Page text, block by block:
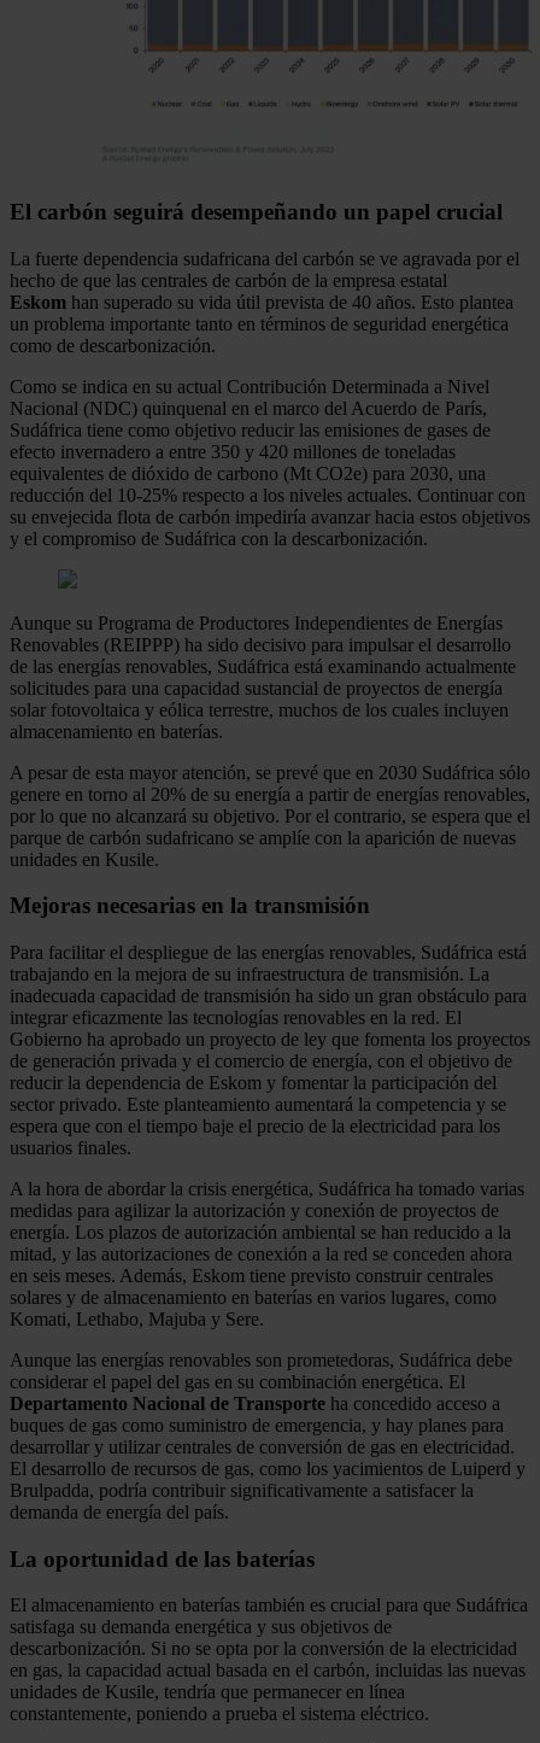
El carbón seguirá desempeñando un papel crucial
La fuerte dependencia sudafricana del carbón se ve agravada por el
hecho de que las centrales de carbón de la empresa estatal
Eskom han superado su vida útil prevista de 40 años. Esto plantea
un problema importante tanto en términos de seguridad energética
como de descarbonización.
Como se indica en su actual Contribución Determinada a Nivel
Nacional (NDC) quinquenal en el marco del Acuerdo de París,
Sudáfrica tiene como objetivo reducir las emisiones de gases de
efecto invernadero a entre 350 y 420 millones de toneladas
equivalentes de dióxido de carbono (Mt CO2e) para 2030, una
reducción del 10-25% respecto a los niveles actuales. Continuar con
su envejecida flota de carbón impediría avanzar hacia estos objetivos
y el compromiso de Sudáfrica con la descarbonización.
Aunque su Programa de Productores Independientes de Energías
Renovables (REIPPP) ha sido decisivo para impulsar el desarrollo
de las energías renovables, Sudáfrica está examinando actualmente
solicitudes para una capacidad sustancial de proyectos de energía
solar fotovoltaica y eólica terrestre, muchos de los cuales incluyen
almacenamiento en baterías.
A pesar de esta mayor atención, se prevé que en 2030 Sudáfrica sólo
genere en torno al 20% de su energía a partir de energías renovables,
por lo que no alcanzará su objetivo. Por el contrario, se espera que el
parque de carbón sudafricano se amplíe con la aparición de nuevas
unidades en Kusile.
Mejoras necesarias en la transmisión
Para facilitar el despliegue de las energías renovables, Sudáfrica está
trabajando en la mejora de su infraestructura de transmisión. La
inadecuada capacidad de transmisión ha sido un gran obstáculo para
integrar eficazmente las tecnologías renovables en la red. El
Gobierno ha aprobado un proyecto de ley que fomenta los proyectos
de generación privada y el comercio de energía, con el objetivo de
reducir la dependencia de Eskom y fomentar la participación del
sector privado. Este planteamiento aumentará la competencia y se
espera que con el tiempo baje el precio de la electricidad para los
usuarios finales.
A la hora de abordar la crisis energética, Sudáfrica ha tomado varias
medidas para agilizar la autorización y conexión de proyectos de
energía. Los plazos de autorización ambiental se han reducido a la
mitad, y las autorizaciones de conexión a la red se conceden ahora
en seis meses. Además, Eskom tiene previsto construir centrales
solares y de almacenamiento en baterías en varios lugares, como
Komati, Lethabo, Majuba y Sere.
Aunque las energías renovables son prometedoras, Sudáfrica debe
considerar el papel del gas en su combinación energética. El
Departamento Nacional de Transporte ha concedido acceso a
buques de gas como suministro de emergencia, y hay planes para
desarrollar y utilizar centrales de conversión de gas en electricidad.
El desarrollo de recursos de gas, como los yacimientos de Luiperd y
Brulpadda, podría contribuir significativamente a satisfacer la
demanda de energía del país.
La oportunidad de las baterías
El almacenamiento en baterías también es crucial para que Sudáfrica
satisfaga su demanda energética y sus objetivos de
descarbonización. Si no se opta por la conversión de la electricidad
en gas, la capacidad actual basada en el carbón, incluidas las nuevas
unidades de Kusile, tendría que permanecer en línea
constantemente, poniendo a prueba el sistema eléctrico.